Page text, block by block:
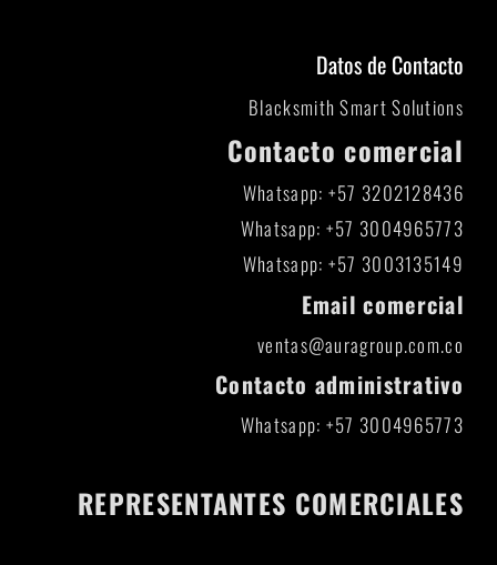
Datos de Contacto
Blacksmith Smart Solutions
Contacto comercial
Whatsapp: +57 3202128436
Whatsapp: +57 3004965773
Whatsapp: +57 3003135149
Email comercial
ventas@auragroup.com.co
Contacto administrativo
Whatsapp: +57 3004965773
REPRESENTANTES COMERCIALES